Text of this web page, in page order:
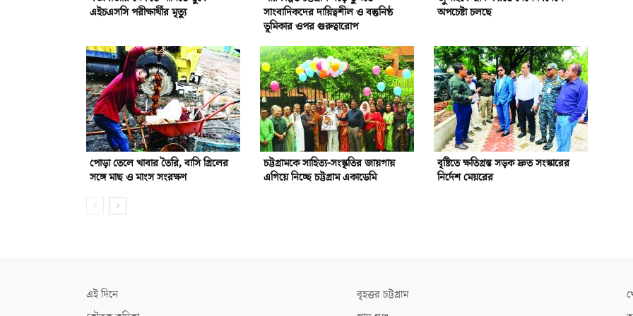
এইচএসসি পরীক্ষার্থীর মৃত্যু
সাংবাদিকদের দায়িত্বশীল ও বস্তুনিষ্ঠ
ভূমিকার ওপর গুরুত্বারোপ
অপচেষ্টা চলছে
পোড়া তেলে খাবার তৈরি, বাসি গ্রিলের
সঙ্গে মাছ ও মাংস সংরক্ষণ
চট্টগ্রামকে সাহিত্য-সংস্কৃতির জায়গায়
এগিয়ে নিচ্ছে চট্টগ্রাম একাডেমি
বৃষ্টিতে ক্ষতিগ্রস্ত সড়ক দ্রুত সংস্কারের
নির্দেশ মেয়রের
এই দিনে
বৃহত্তর চট্টগ্রাম